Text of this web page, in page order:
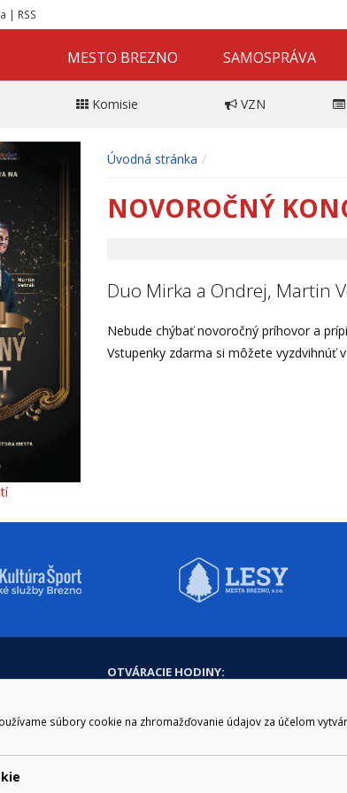
súbory cookie na zhromažďovanie údajov za účelom
| RSS
MESTO BREZNO SAMOSPRÁVA
Komisie VZN
Úvodná stránka
NOVOROČNÝ
Duo Mirka a Ondrej, Martin
Nebude chýbať novoročný príhovor a
Vstupenky zdarma si môžete vyzdvihnúť
OTVÁRACIE HODINY:
Obedňajšia prestávka